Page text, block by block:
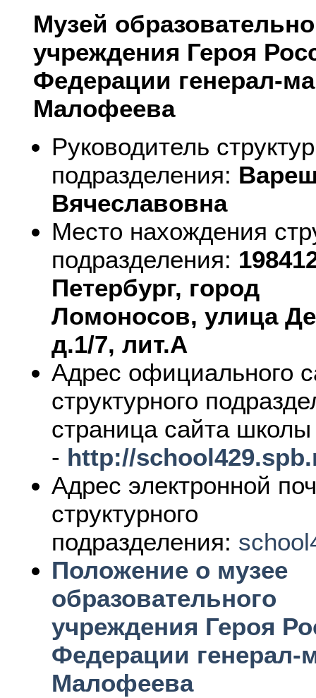
Музей
учреждения Героя
Федерации генерал-
Малофеева
Руководитель
подразделения:
Вячеславовна
Место нахождения
подразделения:
Петербург, город
Ломоносов, улица
д.1/7, лит.А
Адрес официального
структурного
страница сайта школы
- http://
Адрес электронной
структурного
подразделения:
Положение о музее
образовательного
учреждения Героя
Федерации
Малофеева